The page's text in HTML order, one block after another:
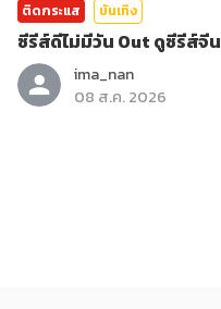
ติดกระแส บันเทิง
ซีรีส์ดีไม่มีวัน Out ดูซีรีส์จี
ima_nan
08 ส.ค. 2026